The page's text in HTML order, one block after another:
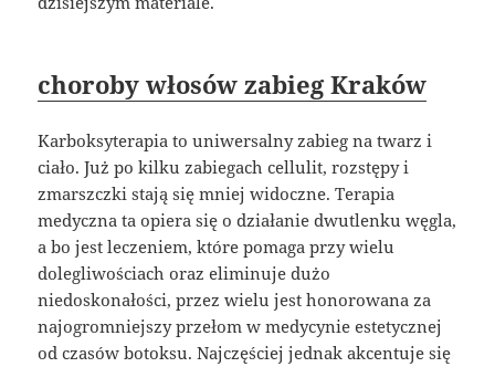
choroby włosów zabieg Kraków
Karboksyterapia to uniwersalny zabieg na twarz i
ciało. Już po kilku zabiegach cellulit, rozstępy i
zmarszczki stają się mniej widoczne. Terapia
medyczna ta opiera się o działanie dwutlenku węgla,
a bo jest leczeniem, które pomaga przy wielu
dolegliwościach oraz eliminuje dużo
niedoskonałości, przez wielu jest honorowana za
najogromniejszy przełom w medycynie estetycznej
od czasów botoksu. Najczęściej jednak akcentuje się